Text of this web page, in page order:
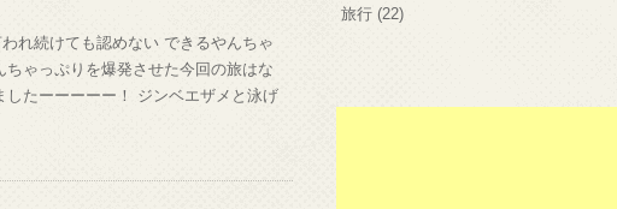
れ続けても認めない できるやんちゃ
ゃっぷりを爆発させた今回の旅はな
したーーーーー！ ジンベエザメと泳げ
旅行 (22)